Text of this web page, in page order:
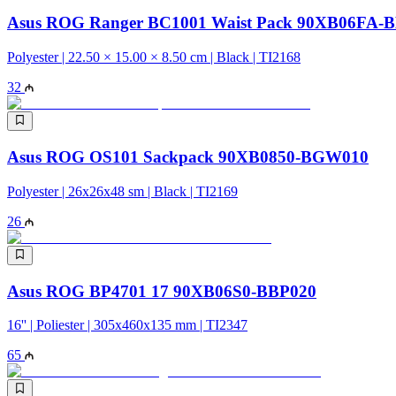
Asus ROG Ranger BC1001 Waist Pack 90XB06FA-
Polyester | 22.50 × 15.00 × 8.50 cm | Black | TI2168
32
Asus ROG OS101 Sackpack 90XB0850-BGW010
Polyester | 26x26x48 sm | Black | TI2169
26
Asus ROG BP4701 17 90XB06S0-BBP020
16'' | Poliester | 305x460x135 mm | TI2347
65